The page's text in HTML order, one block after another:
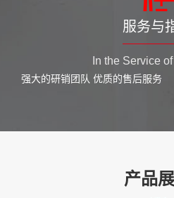
服务与
In the Service
强大的研销团队 优质的售后服务
产品